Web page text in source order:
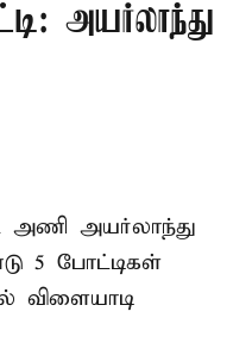
அயர்லாந்து
அணி அயர்லாந்து
5 போட்டிகள்
விளையாடி